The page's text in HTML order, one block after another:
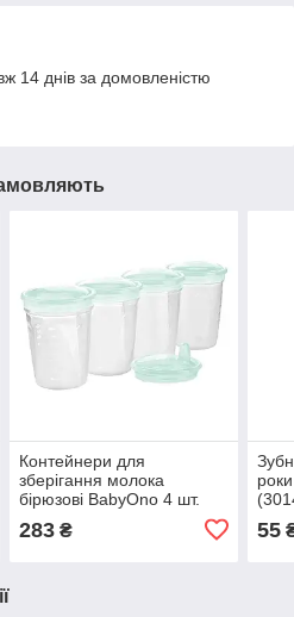
14 днів за домовленістю
Контейнери для
зберігання молока
бірюзові BabyOno 4 шт.
283₴ 55